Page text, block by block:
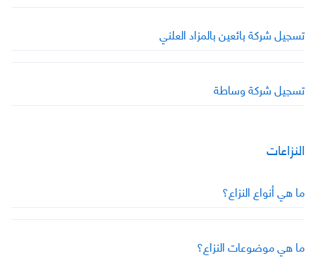
تسجيل شركة بائعين بالمزاد العلني
تسجيل شركة وساطة
النزاعات
ما هي أنواع النزاع؟
ما هي موضوعات النزاع؟